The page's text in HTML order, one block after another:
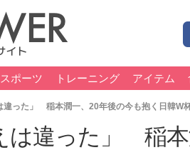
ポーツ トレーニング アイテム
違った」 稲本潤一、20年後の今も抱く日韓W
は違った」 稲